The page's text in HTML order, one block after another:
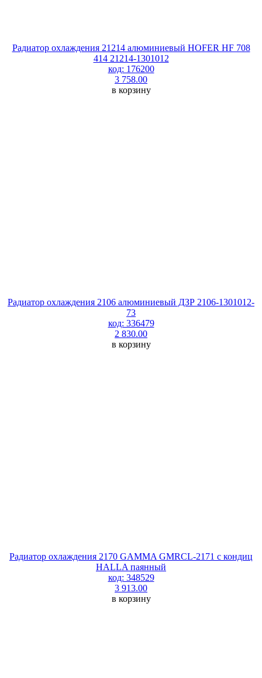
Радиатор охлаждения 21214 алюминиевый HOFER HF 708
414 21214-1301012
код: 176200
3 758.00
в корзину
Радиатор охлаждения 2106 алюминиевый ДЗР 2106-1301012-
73
код: 336479
2 830.00
в корзину
Радиатор охлаждения 2170 GAMMA GMRCL-2171 с кондиц
HALLA паянный
код: 348529
3 913.00
в корзину